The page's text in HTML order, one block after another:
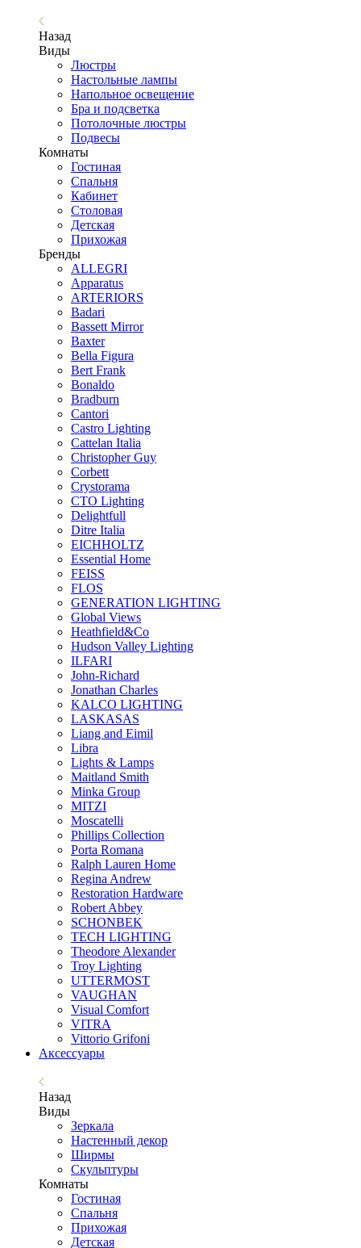
Назад
Виды
Люстры
Настольные лампы
Напольное освещение
Бра и подсветка
Потолочные люстры
Подвесы
Комнаты
Гостиная
Спальня
Кабинет
Столовая
Детская
Прихожая
Бренды
ALLEGRI
Apparatus
ARTERIORS
Badari
Bassett Mirror
Baxter
Bella Figura
Bert Frank
Bonaldo
Bradburn
Cantori
Castro Lighting
Cattelan Italia
Christopher Guy
Corbett
Crystorama
CTO Lighting
Delightfull
Ditre Italia
EICHHOLTZ
Essential Home
FEISS
FLOS
GENERATION LIGHTING
Global Views
Heathfield&Co
Hudson Valley Lighting
ILFARI
John-Richard
Jonathan Charles
KALCO LIGHTING
LASKASAS
Liang and Eimil
Libra
Lights & Lamps
Maitland Smith
Minka Group
MITZI
Moscatelli
Phillips Collection
Porta Romana
Ralph Lauren Home
Regina Andrew
Restoration Hardware
Robert Abbey
SCHONBEK
TECH LIGHTING
Theodore Alexander
Troy Lighting
UTTERMOST
VAUGHAN
Visual Comfort
VITRA
Vittorio Grifoni
Аксессуары
Назад
Виды
Зеркала
Настенный декор
Ширмы
Скульптуры
Комнаты
Гостиная
Спальня
Прихожая
Детская